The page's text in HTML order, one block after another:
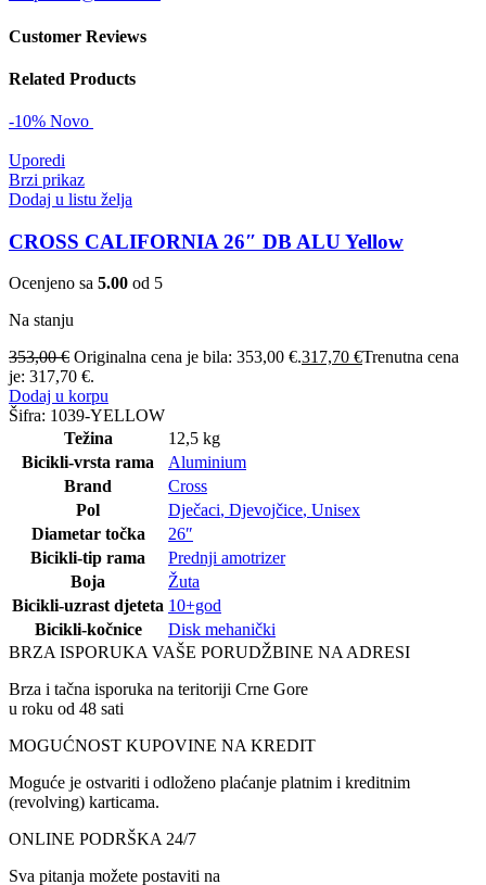
Customer Reviews
Related Products
-10% Novo
Uporedi
Brzi prikaz
Dodaj u listu želja
CROSS CALIFORNIA 26″ DB ALU Yellow
Ocenjeno sa 5.00 od 5
Na stanju
353,00€ Originalna cena je bila: 353,00 €.317,70 €Trenutna cena
je: 317,70 €.
Dodaj u korpu
Šifra: 1039-YELLOW
Težina
12,5 kg
Bicikli-vrsta rama
Aluminium
Brand
Cross
Pol
Dječaci, Djevojčice, Unisex
Diametar točka
26″
Bicikli-tip rama
Prednji amotrizer
Boja
Žuta
Bicikli-uzrast djeteta 10+god
Bicikli-kočnice
Disk mehanički
BRZA ISPORUKA VAŠE PORUDŽBINE NA ADRESI
Brza i tačna isporuka na teritoriji Crne Gore
u roku od 48 sati
MOGUĆNOST KUPOVINE NA KREDIT
Moguće je ostvariti i odloženo plaćanje platnim i kreditnim
(revolving) karticama.
ONLINE PODRŠKA 24/7
Sva pitanja možete postaviti na